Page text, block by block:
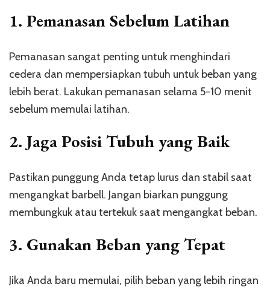
1. Pemanasan Sebelum Latihan
Pemanasan sangat penting untuk menghindari
cedera dan mempersiapkan tubuh untuk beban yang
lebih berat. Lakukan pemanasan selama 5-10 menit
sebelum memulai latihan.
2. Jaga Posisi Tubuh yang Baik
Pastikan punggung Anda tetap lurus dan stabil saat
mengangkat barbell. Jangan biarkan punggung
membungkuk atau tertekuk saat mengangkat beban.
3. Gunakan Beban yang Tepat
Jika Anda baru memulai, pilih beban yang lebih ringan